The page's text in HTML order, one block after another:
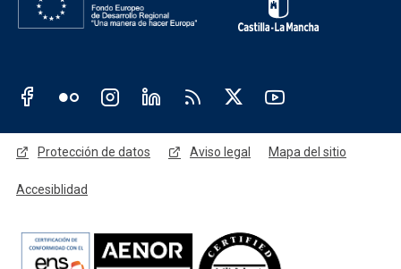
Redes sociales JCCM
Menú legal
Protección de datos Aviso legal Mapa del sitio
Accesiblidad